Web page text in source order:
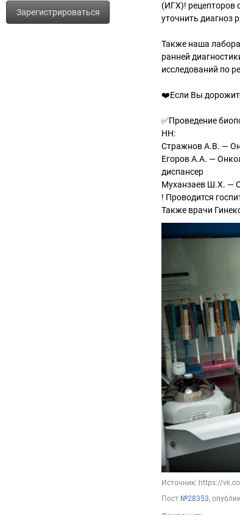
Зарегистрироваться
(ИГХ)! рецепторов
уточнить диагноз
Также наша
ранней
исследований по
❤️Если Вы
✅Проведение
НН:
Стражнов А.В. —
Егоров А.А. —
диспансер
Муханзаев Ш.Х. —
! Проводится
Также врачи
Источник: https://
Пост №28353,